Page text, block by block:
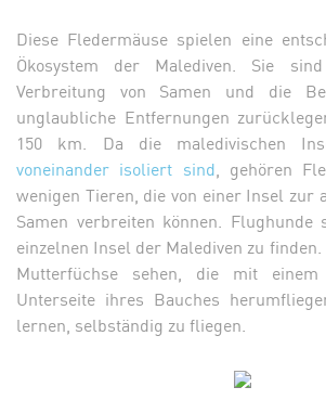
Diese Fledermäuse spielen eine
Ökosystem der Malediven. Sie
Verbreitung von Samen und die
unglaubliche Entfernungen
150 km. Da die maledivischen
voneinander isoliert sind , gehören
wenigen Tieren, die von einer Insel zur
Samen verbreiten können.
einzelnen Insel der Malediven zu
Mutterfüchse sehen, die mit
Unterseite ihres Bauches
lernen, selbständig zu fliegen.